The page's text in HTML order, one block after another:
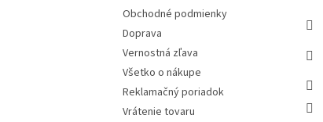
Obchodné podmienky
Doprava
Vernostná zľava
Všetko o nákupe
Reklamačný poriadok
Vrátenie tovaru